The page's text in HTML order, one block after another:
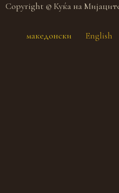
Copyright © Куќа на
македонски English